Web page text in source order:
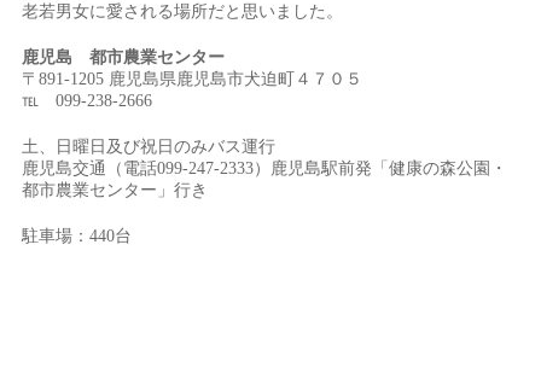
老若男女に愛される場所だと思いました。
鹿児島 都市農業センター
〒891-1205 鹿児島県鹿児島市犬迫町４７０５
℡ 099-238-2666
土、日曜日及び祝日のみバス運行
鹿児島交通（電話099-247-2333）鹿児島駅前発「健康の森公園・
都市農業センター」行き
駐車場：440台